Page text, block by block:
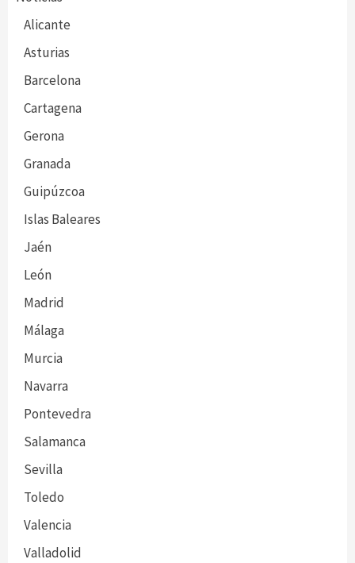
Alicante
Asturias
Barcelona
Cartagena
Gerona
Granada
Guipúzcoa
Islas Baleares
Jaén
León
Madrid
Málaga
Murcia
Navarra
Pontevedra
Salamanca
Sevilla
Toledo
Valencia
Valladolid